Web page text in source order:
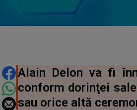
DISTRIBUIE ARTICOLUL
Alain Delon va fi
conform dorinţei
sau orice altă